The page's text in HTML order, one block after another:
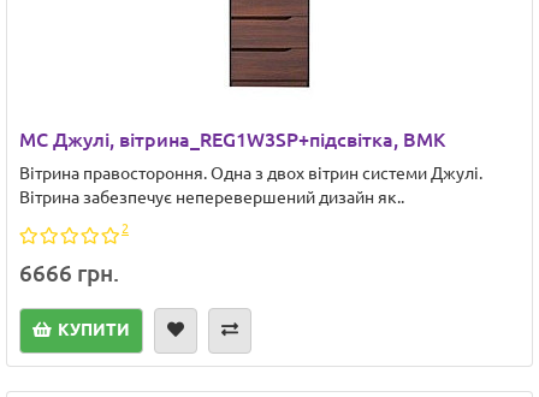
МС Джулі, вітрина_REG1W3SP+підсвітка, ВМК
Вітрина правостороння. Одна з двох вітрин системи Джулі.
Вітрина забезпечує неперевершений дизайн як..
2
6666 грн.
КУПИТИ